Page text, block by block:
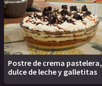
Postre de crema pastelera,
dulce de leche y galletitas